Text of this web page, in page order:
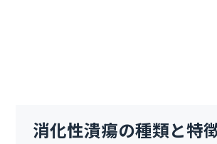
消化性潰瘍の種類と特